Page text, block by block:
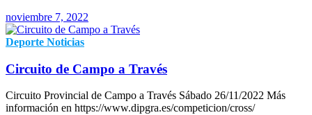
noviembre 7, 2022
Deporte Noticias
Circuito de Campo a Través
Circuito Provincial de Campo a Través Sábado 26/11/2022 Más
información en https://www.dipgra.es/competicion/cross/